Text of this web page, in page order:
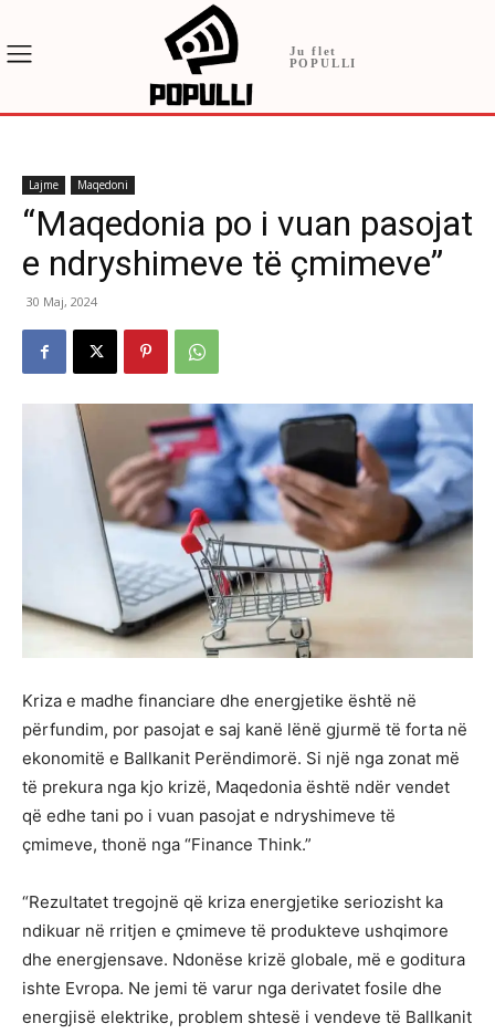
Ju flet
POPULLI
Lajme Maqedoni
“Maqedonia po i vuan pasojat
e ndryshimeve të çmimeve”
30 Maj, 2024
Kriza e madhe financiare dhe energjetike është në
përfundim, por pasojat e saj kanë lënë gjurmë të forta në
ekonomitë e Ballkanit Perëndimorë. Si një nga zonat më
të prekura nga kjo krizë, Maqedonia është ndër vendet
që edhe tani po i vuan pasojat e ndryshimeve të
çmimeve, thonë nga “Finance Think.”
“Rezultatet tregojnë që kriza energjetike seriozisht ka
ndikuar në rritjen e çmimeve të produkteve ushqimore
dhe energjensave. Ndonëse krizë globale, më e goditura
ishte Evropa. Ne jemi të varur nga derivatet fosile dhe
energjisë elektrike, problem shtesë i vendeve të Ballkanit